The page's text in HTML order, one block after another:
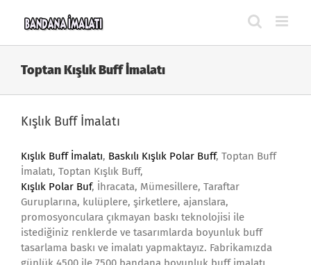
Toptan Kışlık Buff İmalatı
Kışlık Buff İmalatı
Kışlık Buff İmalatı, Baskılı Kışlık Polar Buff, Toptan Buff
İmalatı, Toptan Kışlık Buff,
Kışlık Polar Buf, İhracata, Mümesillere, Taraftar
Guruplarına, kulüplere, şirketlere, ajanslara,
promosyonculara çıkmayan baskı teknolojisi ile
istediğiniz renklerde ve tasarımlarda boyunluk buff
tasarlama baskı ve imalatı yapmaktayız. Fabrikamızda